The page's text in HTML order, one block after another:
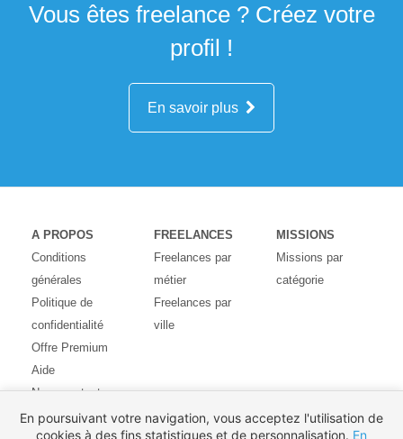
Vous êtes freelance ? Créez votre
profil !
En savoir plus
A PROPOS
Conditions
générales
Politique de
confidentialité
Offre Premium
Aide
Nous contacter
Avis des
FREELANCES
Freelances par
métier
Freelances par
ville
MISSIONS
Missions par
catégorie
En poursuivant votre navigation, vous acceptez l'utilisation de
cookies à des fins statistiques et de personnalisation. En